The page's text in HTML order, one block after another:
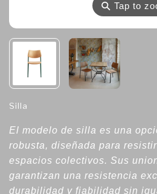
⚲Tap to
Silla
El modelo de silla es una
robusta, diseñada para
espacios colectivos. Sus
garantizan una resistencia
durabilidad y fiabilidad sin